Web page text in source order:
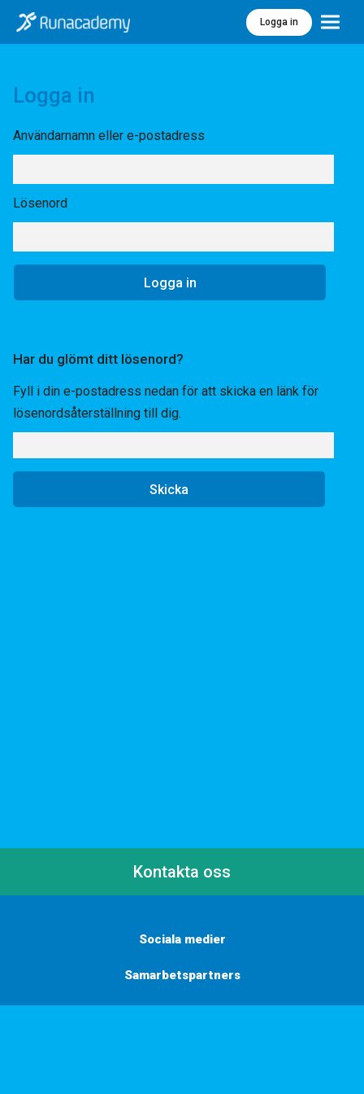
Logga in Meny
Logga in
Användarnamn eller e-postadress
Lösenord
Har du glömt ditt lösenord?
Fyll i din e-postadress nedan för att skicka en länk för
lösenordsåterställning till dig.
Kontakta oss
Sociala medier
Samarbetspartners